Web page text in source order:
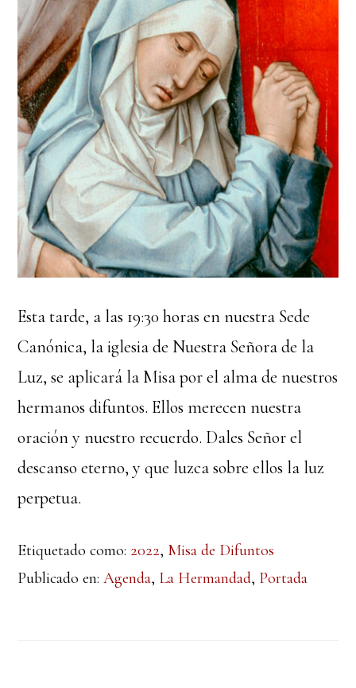
Esta tarde, a las 19:30 horas en nuestra Sede
Canónica, la iglesia de Nuestra Señora de la
Luz, se aplicará la Misa por el alma de nuestros
hermanos difuntos. Ellos merecen nuestra
oración y nuestro recuerdo. Dales Señor el
descanso eterno, y que luzca sobre ellos la luz
perpetua.
Etiquetado como: 2022, Misa de Difuntos
Publicado en:Agenda, La Hermandad, Portada